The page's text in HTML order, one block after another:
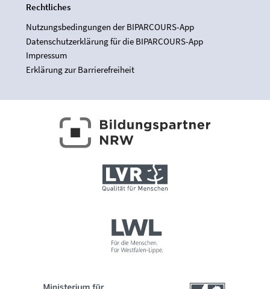
Rechtliches
Nutzungsbedingungen der BIPARCOURS-App
Datenschutzerklärung für die BIPARCOURS-App
Impressum
Erklärung zur Barrierefreiheit